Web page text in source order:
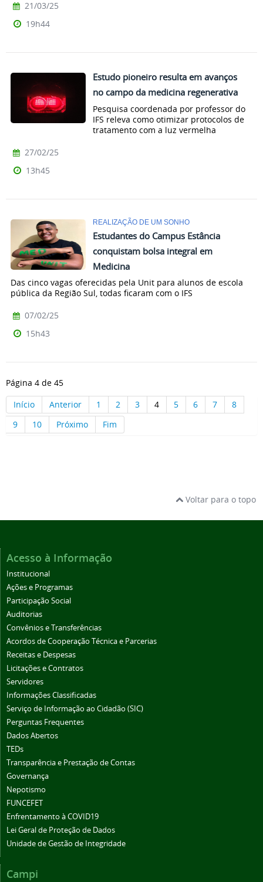
21/03/25
19h44
Estudo pioneiro resulta em avanços
no campo da medicina regenerativa
Pesquisa coordenada por professor do
IFS releva como otimizar protocolos de
tratamento com a luz vermelha
27/02/25
13h45
REALIZAÇÃO DE UM SONHO
Estudantes do Campus Estância
conquistam bolsa integral em
Medicina
Das cinco vagas oferecidas pela Unit para alunos de escola
pública da Região Sul, todas ficaram com o IFS
07/02/25
15h43
Página 4 de 45
Início
Anterior 1 2 3 4 5 6 7
8
9
10 Próximo Fim
Voltar para o topo
Acesso à Informação
Institucional
Ações e Programas
Participação Social
Auditorias
Convênios e Transferências
Acordos de Cooperação Técnica e Parcerias
Receitas e Despesas
Licitações e Contratos
Servidores
Informações Classificadas
Serviço de Informação ao Cidadão (SIC)
Perguntas Frequentes
Dados Abertos
TEDs
Transparência e Prestação de Contas
Governança
Nepotismo
FUNCEFET
Enfrentamento à COVID19
Lei Geral de Proteção de Dados
Unidade de Gestão de Integridade
Campi